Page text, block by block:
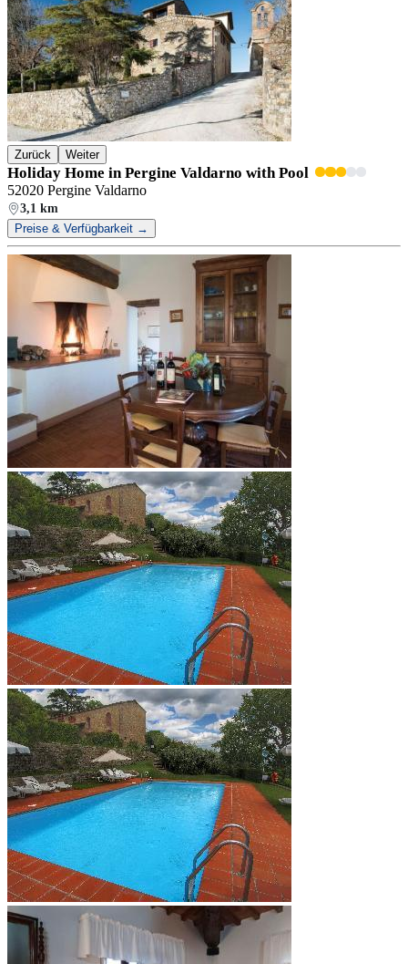
Zurück Weiter
Holiday Home in Pergine Valdarno with Pool
52020 Pergine Valdarno
3,1 km
Preise & Verfügbarkeit →